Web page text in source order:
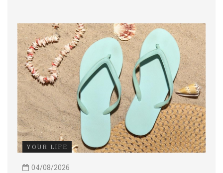
YOUR LIFE
04/08/2026